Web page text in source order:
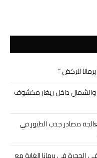
للركض “
والشمال داخل ريغار مكشوف
مصادر جذب الطيور في
في برمانا الغابة مع